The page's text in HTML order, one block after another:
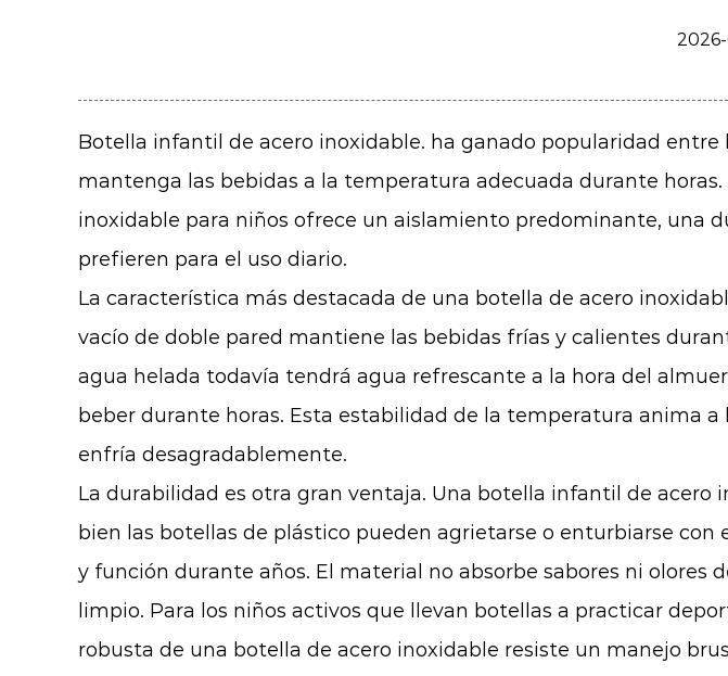
Botella infantil de acero inoxidable. ha ganado popularidad
mantenga las bebidas a la temperatura adecuada durante
inoxidable para niños ofrece un aislamiento predominante, una
prefieren para el uso diario.
La característica más destacada de una botella de acero
vacío de doble pared mantiene las bebidas frías y calientes
agua helada todavía tendrá agua refrescante a la hora del
beber durante horas. Esta estabilidad de la temperatura anima
enfría desagradablemente.
La durabilidad es otra gran ventaja. Una botella infantil de acero
bien las botellas de plástico pueden agrietarse o enturbiarse
y función durante años. El material no absorbe sabores ni
limpio. Para los niños activos que llevan botellas a practicar
robusta de una botella de acero inoxidable resiste un manejo